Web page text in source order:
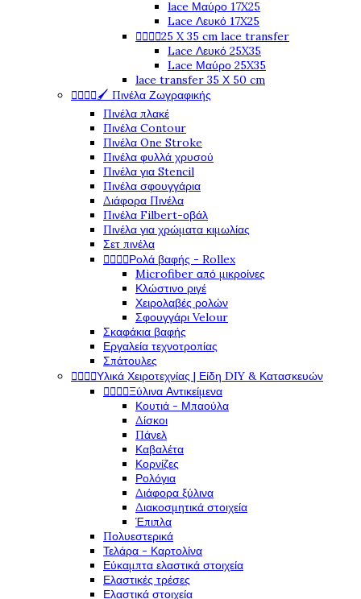
lace Μαύρο 17X25
Lace Λευκό 17X25
25 X 35 cm lace transfer
Lace Λευκό 25X35
Lace Μαύρο 25X35
lace transfer 35 Χ 50 cm
🖌️ Πινέλα Ζωγραφικής
Πινέλα πλακέ
Πινέλα Contour
Πινέλα One Stroke
Πινέλα φυλλά χρυσού
Πινέλα για Stencil
Πινέλα σφουγγάρια
Διάφορα Πινέλα
Πινέλα Filbert-οβάλ
Πινέλα για χρώματα κιμωλίας
Σετ πινέλα
Ρολά βαφής - Rollex
Microfiber από μικροίνες
Κλώστινο ριγέ
Χειρολαβές ρολών
Σφουγγάρι Velour
Σκαφάκια βαφής
Εργαλεία τεχνοτροπίας
Σπάτουλες
Υλικά Χειροτεχνίας | Είδη DIY & Κατασκευών
Ξύλινα Αντικείμενα
Κουτιά - Μπαούλα
Δίσκοι
Πάνελ
Καβαλέτα
Κορνίζες
Ρολόγια
Διάφορα ξύλινα
Διακοσμητικά στοιχεία
Έπιπλα
Πολυεστερικά
Τελάρα - Καρτολίνα
Εύκαμπτα ελαστικά στοιχεία
Ελαστικές τρέσες
Ελαστικά στοιχεία